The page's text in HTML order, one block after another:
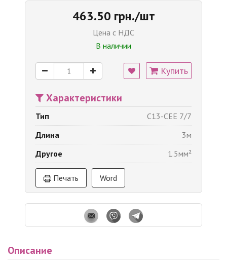
463.50 грн./шт
Цена с НДС
В наличии
Купить
Характеристики
Тип
С13-CEE 7/7
Длина
3м
Другое
1.5мм²
Печать Word
Описание